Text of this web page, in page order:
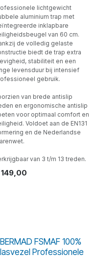
lichtgewicht
aluminium trap met
inklapbare
van 60 cm.
de volledig gelaste
biedt de trap extra
stabiliteit en een
levensduur bij intensief
gebruik.
van brede antislip
en ergonomische antislip
voor optimaal comfort en
Voldoet aan de EN131
en de Nederlandse
van 3 t/m 13 treden.
149,00
FSMAF 100%
Professionele